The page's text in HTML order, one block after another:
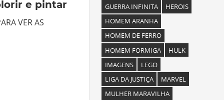
e pintar
VER AS
GUERRA INFINITA
HEROIS
HOMEM ARANHA
HOMEM DE FERRO
HOMEM FORMIGA
HULK
IMAGENS
LEGO
LIGA DA JUSTIÇA
MARVEL
MULHER MARAVILHA